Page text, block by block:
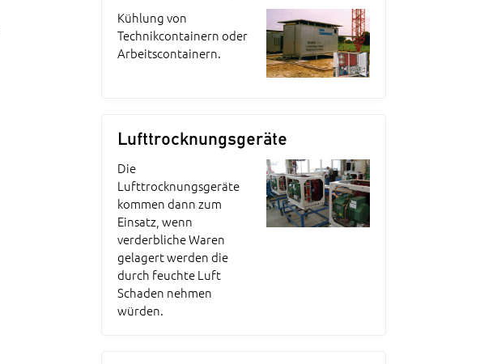
Kühlung von
Technikcontainern oder
Arbeitscontainern.
Lufttrocknungsgeräte
Die
Lufttrocknungsgeräte
kommen dann zum
Einsatz, wenn
verderbliche Waren
gelagert werden die
durch feuchte Luft
Schaden nehmen
würden.